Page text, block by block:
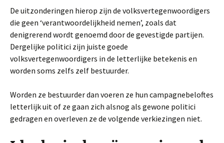
De uitzonderingen hierop zijn de volksvertegenwoordigers
die geen ‘verantwoordelijkheid nemen’, zoals dat
denigrerend wordt genoemd door de gevestigde partijen.
Dergelijke politici zijn juiste goede
volksvertegenwoordigers in de letterlijke betekenis en
worden soms zelfs zelf bestuurder.
Worden ze bestuurder dan voeren ze hun campagnebeloftes
letterlijk uit of ze gaan zich alsnog als gewone politici
gedragen en overleven ze de volgende verkiezingen niet.